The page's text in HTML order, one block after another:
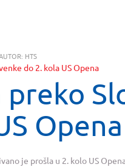
HTS
preko
Opena
je prošla u 2. kolo US